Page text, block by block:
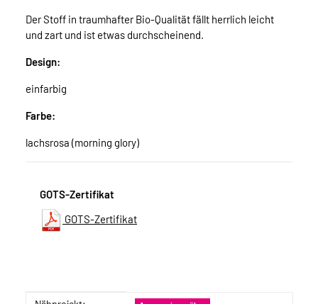
Der Stoff in traumhafter Bio-Qualität fällt herrlich leicht
und zart und ist etwas durchscheinend.
Design:
einfarbig
Farbe:
lachsrosa (morning glory)
GOTS-Zertifikat
GOTS-Zertifikat